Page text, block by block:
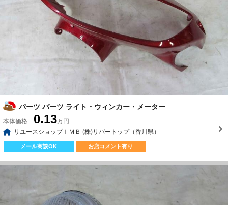
パーツ パーツ ライト・ウィンカー・メーター
本体価格 0.13万円
リユースショップＩＭＢ (株)リバートップ（香川県）
メール商談OK お店コメント有り